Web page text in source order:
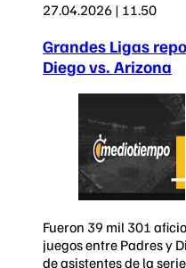
27.04.2026 | 11.50
Grandes Ligas
Diego vs. Arizona
Fueron 39 mil 301
juegos entre Padres y
de asistentes de la